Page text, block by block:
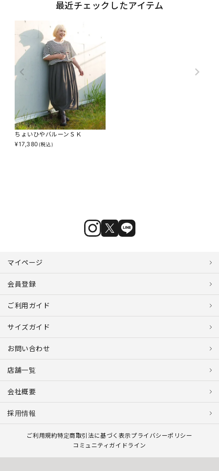
最近チェックしたアイテム
ちょいひやバルーンＳＫ
¥17,380 (税込)
マイページ
会員登録
ご利用ガイド
サイズガイド
お問い合わせ
店舗一覧
会社概要
採用情報
ご利用規約特定商取引法に基づく表示プライバシーポリシー
コミュニティガイドライン